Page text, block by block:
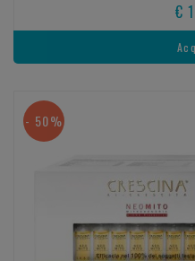
€
- 50%